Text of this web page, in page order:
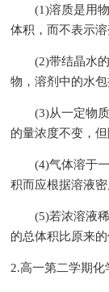
(1)溶质是用物
体积，而不表示
(2)带结晶水的
物，溶剂中的水包
(3)从一定物质
的量浓度不变，
(4)气体溶于一
积而应根据溶液密
(5)若浓溶液稀
的总体积比原来的
2.高一第二学期